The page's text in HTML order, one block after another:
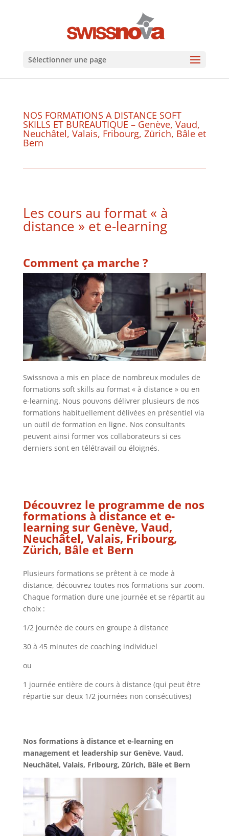
Sélectionner une page
NOS FORMATIONS A DISTANCE SOFT
SKILLS ET BUREAUTIQUE – Genève, Vaud,
Neuchâtel, Valais, Fribourg, Zürich, Bâle et
Bern
Les cours au format « à
distance » et e-learning
Comment ça marche ?
Swissnova a mis en place de nombreux modules de
formations soft skills au format « à distance » ou en
e-learning. Nous pouvons délivrer plusieurs de nos
formations habituellement délivées en présentiel via
un outil de formation en ligne. Nos consultants
peuvent ainsi former vos collaborateurs si ces
derniers sont en télétravail ou éloignés.
Découvrez le programme de nos
formations à distance et e-
learning sur Genève, Vaud,
Neuchâtel, Valais, Fribourg,
Zürich, Bâle et Bern
Plusieurs formations se prêtent à ce mode à
distance, découvrez toutes nos formations sur zoom.
Chaque formation dure une journée et se répartit au
choix :
1/2 journée de cours en groupe à distance
30 à 45 minutes de coaching individuel
ou
1 journée entière de cours à distance (qui peut être
répartie sur deux 1/2 journées non consécutives)
Nos formations à distance et e-learning en
management et leadership sur Genève, Vaud,
Neuchâtel, Valais, Fribourg, Zürich, Bâle et Bern